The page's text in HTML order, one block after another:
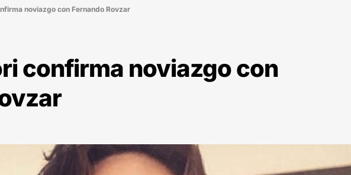
noviazgo con Fernando Rovzar
confirma noviazgo con